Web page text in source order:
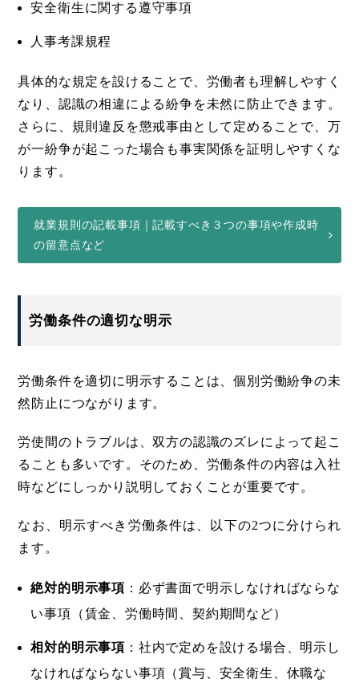
安全衛生に関する遵守事項
人事考課規程
具体的な規定を設けることで、労働者も理解しやすく
なり、認識の相違による紛争を未然に防止できます。
さらに、規則違反を懲戒事由として定めることで、万
が一紛争が起こった場合も事実関係を証明しやすくな
ります。
就業規則の記載事項｜記載すべき３つの事項や作成時
の留意点など
労働条件の適切な明示
労働条件を適切に明示することは、個別労働紛争の未
然防止につながります。
労使間のトラブルは、双方の認識のズレによって起こ
ることも多いです。そのため、労働条件の内容は入社
時などにしっかり説明しておくことが重要です。
なお、明示すべき労働条件は、以下の2つに分けられ
ます。
絶対的明示事項 ：必ず書面で明示しなければならな
い事項（賃金、労働時間、契約期間など）
相対的明示事項 ：社内で定めを設ける場合、明示し
なければならない事項（賞与、安全衛生、休職な